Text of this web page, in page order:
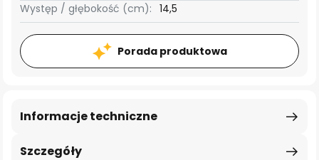
Występ / głębokość (cm): 14,5
Porada produktowa
Szczegóły
Informacje techniczne